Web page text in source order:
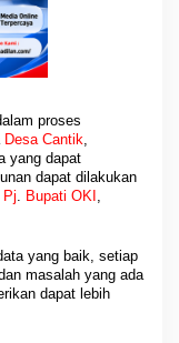
proses
Desa Cantik
yang dapat
dapat dilakukan
Pj Bupati OKI
yang baik, setiap
masalah yang ada
dapat lebih